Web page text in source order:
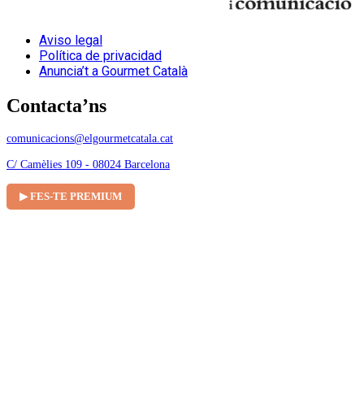
Aviso legal
Política de privacidad
Anuncia’t a Gourmet Català
Contacta’ns
comunicacions@elgourmetcatala.cat
C/ Camèlies 109 - 08024 Barcelona
▶ FES-TE PREMIUM